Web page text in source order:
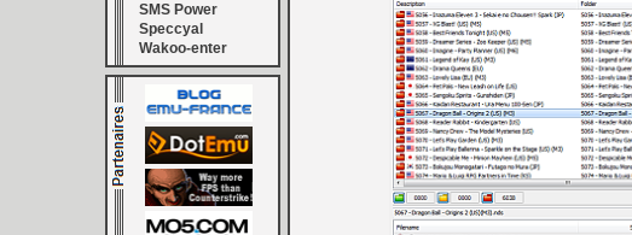
SMS Power
Speccyal
Wakoo-enter